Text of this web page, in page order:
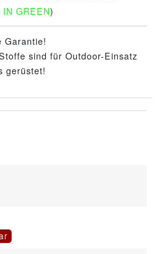
IN GREEN)
Garantie!
sind für Outdoor-Einsatz
gerüstet!